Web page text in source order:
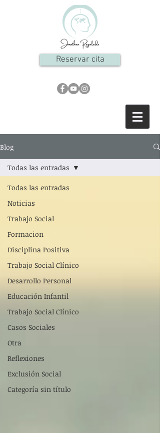
Reservar cita
Blog
Todas las entradas
Noticias
Trabajo Social
Formacion
Disciplina Positiva
Trabajo Social Clínico
Desarrollo Personal
Educación Infantil
Trabajo Social Clínico
Casos Sociales
Otra
Reflexiones
Exclusión Social
Categoría sin título
Todas las entradas